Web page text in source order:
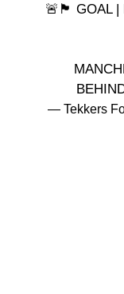
🚨🏴󠁧󠁢󠁥󠁮󠁧󠁿 GOAL
— Tekkers